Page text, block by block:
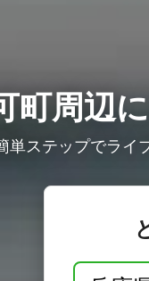
町周辺
単ステップでライ